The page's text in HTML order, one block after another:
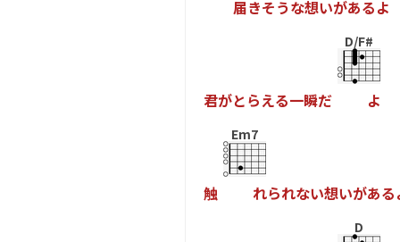
届きそうな想いがあるよ
君がとらえる一瞬だ
D/F#
よ
触
Em7
れられない想いがある
D